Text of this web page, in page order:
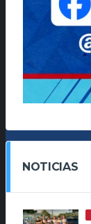
NOTICIAS